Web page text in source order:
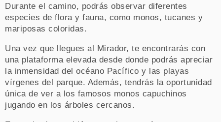
Durante el camino, podrás observar diferentes
especies de flora y fauna, como monos, tucanes y
mariposas coloridas.
Una vez que llegues al Mirador, te encontrarás con
una plataforma elevada desde donde podrás apreciar
la inmensidad del océano Pacífico y las playas
vírgenes del parque. Además, tendrás la oportunidad
única de ver a los famosos monos capuchinos
jugando en los árboles cercanos.